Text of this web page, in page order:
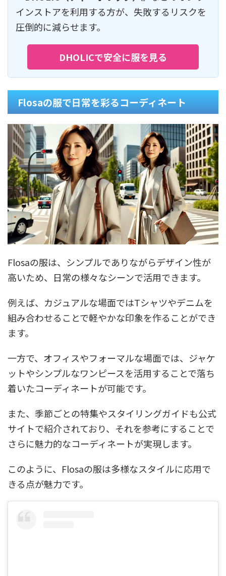
インストアを利用する方が、失敗するリスクを
圧倒的に減らせます。
DHOLICで安全に服を見る
Flosaの服で日常を彩るコーディネート
Flosaの服は、シンプルでありながらデザイン性が
高いため、日常の様々なシーンで活用できます。
例えば、カジュアルな場面ではTシャツやデニムを
組み合わせることで軽やかな印象を作ることができ
ます。
一方で、オフィスやフォーマルな場面では、ジャケ
ットやシンプルなワンピースを活用することで落ち
着いたコーディネートが可能です。
また、季節ごとの特集やスタイリングガイドも公式
サイトで紹介されており、それを参考にすることで
さらに魅力的なコーディネートが実現します。
このように、Flosaの服は多様なスタイルに応用で
きる点が魅力です。